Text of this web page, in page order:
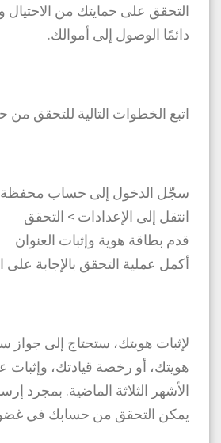
التحقق على حمايتك من
دائمًا الوصول إلى أموالك.
اتبع الخطوات التالية للتحقق من
سجّل الدخول إلى حساب
انتقل إلى الإعدادات > التحقق
قدم بطاقة هوية وإثبات العنوان
أكمل عملية التحقق بالإجابة على
لإثبات هويتك، ستحتاج إلى جواز
هويتك، أو رخصة قيادتك، وإثبات
الأشهر الثلاثة الماضية. بمجرد
يمكن التحقق من حسابك في